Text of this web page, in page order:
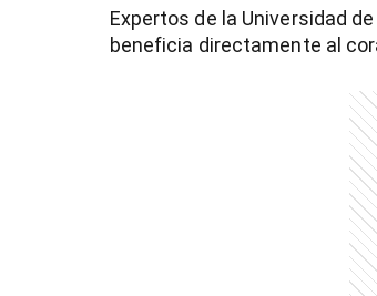
Expertos de la Universidad
beneficia directamente al